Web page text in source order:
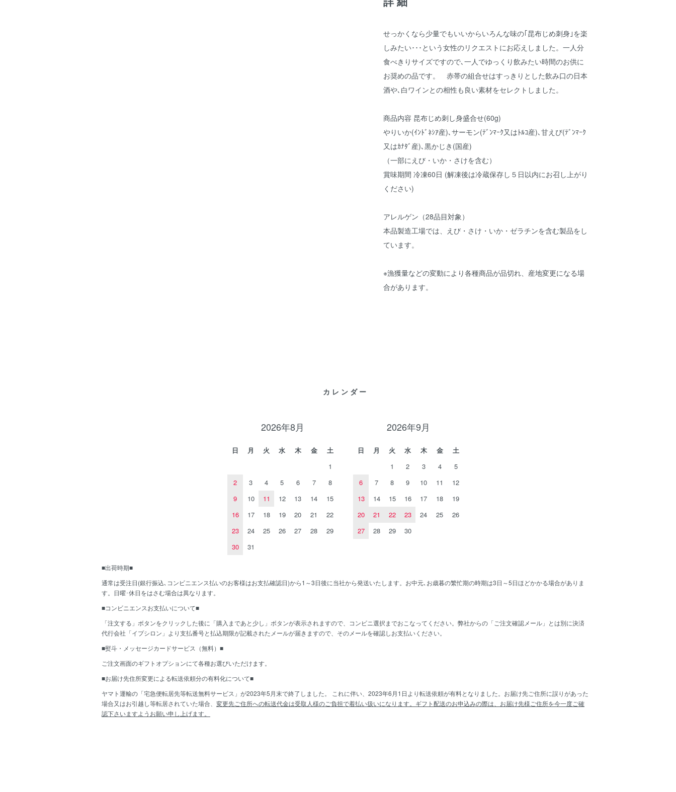
せっかくなら少量でもいいからいろんな味の｢昆布じめ刺身｣を楽
しみたい･･･という女性のリクエストにお応えしました。一人分
食べきりサイズですので､一人でゆっくり飲みたい時間のお供に
お奨めの品です。 赤帯の組合せはすっきりとした飲み口の日本
酒や､白ワインとの相性も良い素材をセレクトしました。
商品内容 昆布じめ刺し身盛合せ(60g)
やりいか(ｲﾝﾄﾞﾈｼｱ産)､サーモン(ﾃﾞﾝﾏｰｸ又はﾄﾙｺ産)､甘えび(ﾃﾞﾝﾏｰｸ
又はｶﾅﾀﾞ産)､黒かじき(国産)
（一部にえび・いか・さけを含む）
賞味期間 冷凍60日 (解凍後は冷蔵保存し５日以内にお召し上がり
ください)
アレルゲン（28品目対象）
本品製造工場では、えび・さけ・いか・ゼラチンを含む製品をし
ています。
※漁獲量などの変動により各種商品が品切れ、産地変更になる場
合があります。
カレンダー
2026年8月
日 月 火 水 木 金
土
1
2
3 4 5 6 7
8
9
10 11 12 13 14
15
16
17 18 19 20 21
22
23
24 25 26 27 28
29
30
31
2026年9月
日 月 火 水 木 金
土
1
2 3 4
5
6
7 8 9 10 11
12
13
14 15 16 17 18
19
20
21 22 23 24 25
26
27
28 29 30
■出荷時期■
通常は受注日(銀行振込､コンビニエンス払いのお客様はお支払確認日)から1～3日後に当社から発送いたします。お中元､お歳暮の繁忙期の時期は3日～5日ほどかかる場合がありま
す。日曜･休日をはさむ場合は異なります。
■コンビニエンスお支払いについて■
「注文する」ボタンをクリックした後に「購入まであと少し」ボタンが表示されますので、コンビニ選択までおこなってください。弊社からの「ご注文確認メール」とは別に決済
代行会社「イプシロン」より支払番号と払込期限が記載されたメールが届きますので、そのメールを確認しお支払いください。
■熨斗・メッセージカードサービス（無料）■
ご注文画面のギフトオプションにて各種お選びいただけます。
■お届け先住所変更による転送依頼分の有料化について■
ヤマト運輸の「宅急便転居先等転送無料サービス」が2023年5月末で終了しました。 これに伴い、2023年6月1日より転送依頼が有料となりました。お届け先ご住所に誤りがあった
場合又はお引越し等転居されていた場合、 変更先ご住所への転送代金は受取人様のご負担で着払い扱いになります。ギフト配送のお申込みの際は、お届け先様ご住所を今一度ご確
認下さいますようお願い申し上げます。